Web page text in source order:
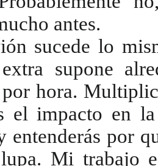
antes.
sucede lo
supone
hora.
el impacto en
entenderás por
Mi trabajo